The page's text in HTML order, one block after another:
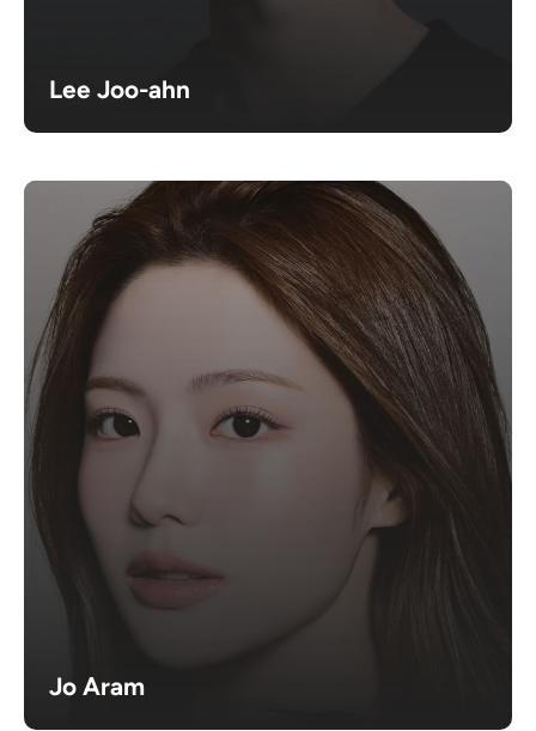
Lee Joo-ahn
Jo Aram